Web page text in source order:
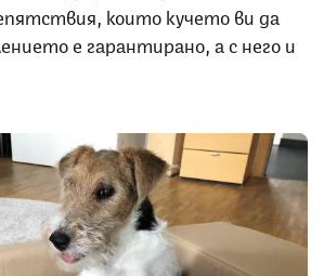
които кучето ви да
е гарантирано, а с него и